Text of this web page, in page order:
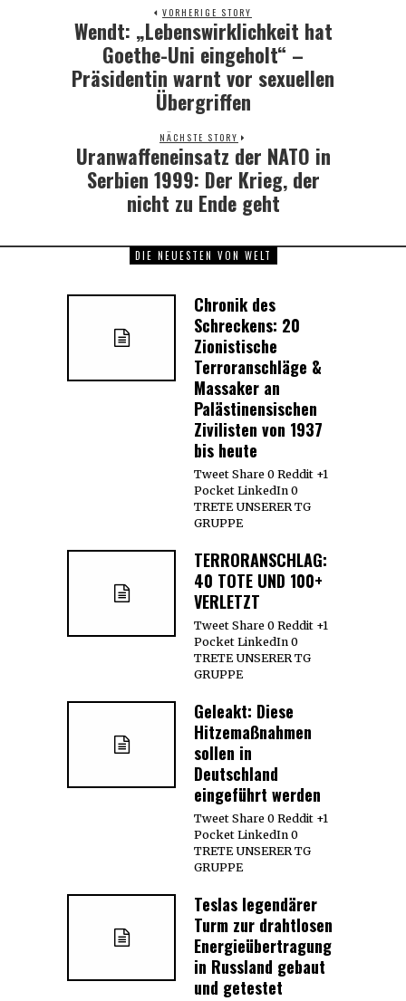
VORHERIGE STORY
Previous
post:
Wendt: „Lebenswirklichkeit hat
Goethe-Uni eingeholt“ –
Präsidentin warnt vor sexuellen
Übergriffen
NÄCHSTE STORY
Next
post:
Uranwaffeneinsatz der NATO in
Serbien 1999: Der Krieg, der
nicht zu Ende geht
DIE NEUESTEN VON WELT
Chronik des
Schreckens: 20
Zionistische
Terroranschläge &
Massaker an
Palästinensischen
Zivilisten von 1937
bis heute
Tweet Share 0 Reddit +1
Pocket LinkedIn 0
TRETE UNSERER TG
GRUPPE
TERRORANSCHLAG:
40 TOTE UND 100+
VERLETZT
Tweet Share 0 Reddit +1
Pocket LinkedIn 0
TRETE UNSERER TG
GRUPPE
Geleakt: Diese
Hitzemaßnahmen
sollen in
Deutschland
eingeführt werden
Tweet Share 0 Reddit +1
Pocket LinkedIn 0
TRETE UNSERER TG
GRUPPE
Teslas legendärer
Turm zur drahtlosen
Energieübertragung
in Russland gebaut
und getestet